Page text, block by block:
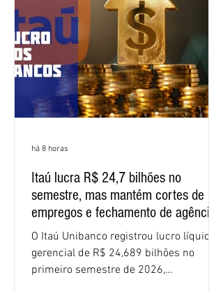
minuta, e a representação dos
funcionários cobrou que o banco
apresente uma proposta c
Itaú lucra R$ 24,7 bilhões no
semestre, mas mantém cortes de
empregos e fechamento de agências
O Itaú Unibanco registrou lucro líquido
gerencial de R$ 24,689 bilhões no
primeiro semestre de 2026,
há 8 horas